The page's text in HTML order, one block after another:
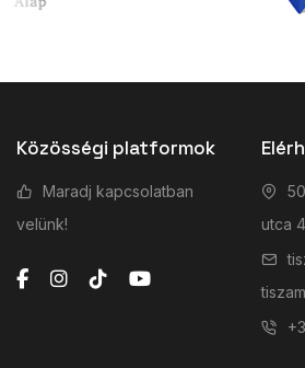
Közösségi platformok
Maradj kapcsolatban
velünk!
utca